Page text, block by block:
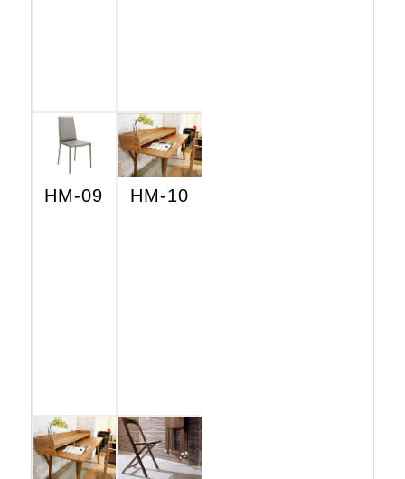
HM-09 HM-10